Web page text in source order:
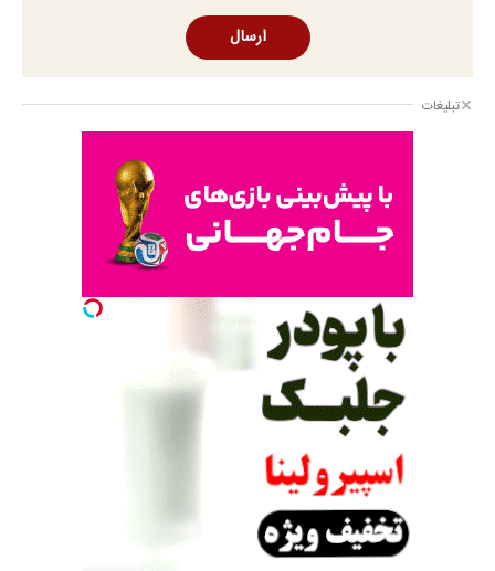
ارسال
تبلیغات